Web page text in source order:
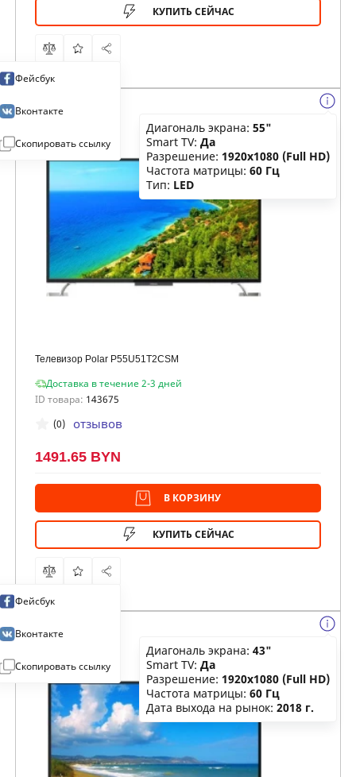
КУПИТЬ СЕЙЧАС
Фейсбук
Вконтакте
Скопировать ссылку
Телевизор Polar P55U51T2CSM
Доставка в течение 2-3 дней
ID товара: 143675
Диагональ экрана: 55"
Smart TV: Да
Разрешение: 1920x1080 (Full HD)
Частота матрицы: 60 Гц
Тип: LED
(0) отзывов
1491.65 BYN
В КОРЗИНУ
КУПИТЬ СЕЙЧАС
Фейсбук
Вконтакте
Скопировать ссылку
Диагональ экрана: 43"
Smart TV: Да
Разрешение: 1920x1080 (Full HD)
Частота матрицы: 60 Гц
Дата выхода на рынок: 2018 г.